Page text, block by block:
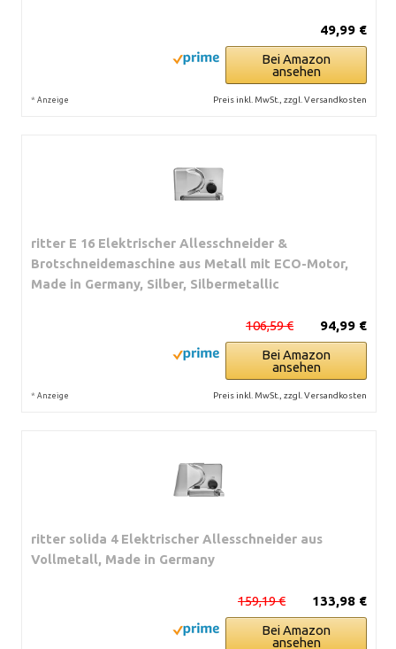
49,99 €
Bei Amazon
ansehen
* Anzeige Preis inkl. MwSt., zzgl. Versandkosten
ritter E 16 Elektrischer Allesschneider &
Brotschneidemaschine aus Metall mit ECO-Motor,
Made in Germany, Silber, Silbermetallic
94,99 €
106,59 €
Bei Amazon
ansehen
* Anzeige Preis inkl. MwSt., zzgl. Versandkosten
ritter solida 4 Elektrischer Allesschneider aus
Vollmetall, Made in Germany
133,98 €
159,19 €
Bei Amazon
ansehen